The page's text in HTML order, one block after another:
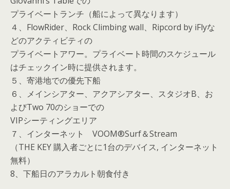
プライベートランチ（船によって異なります）
４、FlowRider、Rock Climbing wall、Ripcord by iFlyな
どのアクティビティの
プライベートアワー。プライベート時間のスケジュール
はチェックイン時に提供されます。
５、寄港地での優先下船
６、メインシアター、アクアシアター、スタジオB、お
よびTwo 70のショーでの
VIPシーティングエリア
７、インターネット VOOM®Surf＆Stream
（THE KEY 購入者ごとに1台のデバイス, インターネット
無料）
8、下船日のアラカルト朝食付き